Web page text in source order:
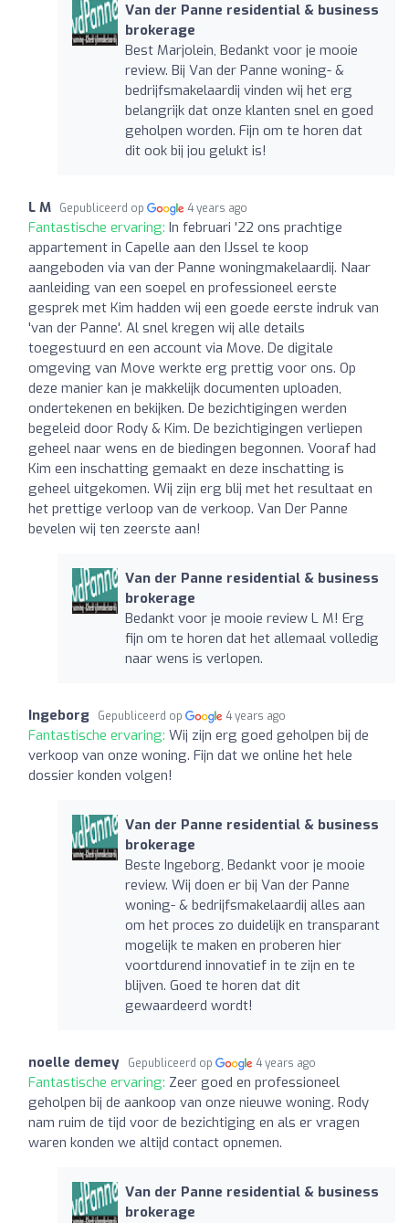
Van der Panne residential & business
brokerage
Best Marjolein, Bedankt voor je mooie
review. Bij Van der Panne woning- &
bedrijfsmakelaardij vinden wij het erg
belangrijk dat onze klanten snel en goed
geholpen worden. Fijn om te horen dat
dit ook bij jou gelukt is!
L M Gepubliceerd op 4 years ago
Fantastische ervaring: In februari '22 ons prachtige
appartement in Capelle aan den IJssel te koop
aangeboden via van der Panne woningmakelaardij. Naar
aanleiding van een soepel en professioneel eerste
gesprek met Kim hadden wij een goede eerste indruk van
'van der Panne'. Al snel kregen wij alle details
toegestuurd en een account via Move. De digitale
omgeving van Move werkte erg prettig voor ons. Op
deze manier kan je makkelijk documenten uploaden,
ondertekenen en bekijken. De bezichtigingen werden
begeleid door Rody & Kim. De bezichtigingen verliepen
geheel naar wens en de biedingen begonnen. Vooraf had
Kim een inschatting gemaakt en deze inschatting is
geheel uitgekomen. Wij zijn erg blij met het resultaat en
het prettige verloop van de verkoop. Van Der Panne
bevelen wij ten zeerste aan!
Van der Panne residential & business
brokerage
Bedankt voor je mooie review L M! Erg
fijn om te horen dat het allemaal volledig
naar wens is verlopen.
Ingeborg Gepubliceerd op 4 years ago
Fantastische ervaring: Wij zijn erg goed geholpen bij de
verkoop van onze woning. Fijn dat we online het hele
dossier konden volgen!
Van der Panne residential & business
brokerage
Beste Ingeborg, Bedankt voor je mooie
review. Wij doen er bij Van der Panne
woning- & bedrijfsmakelaardij alles aan
om het proces zo duidelijk en transparant
mogelijk te maken en proberen hier
voortdurend innovatief in te zijn en te
blijven. Goed te horen dat dit
gewaardeerd wordt!
noelle demey Gepubliceerd op 4 years ago
Fantastische ervaring: Zeer goed en professioneel
geholpen bij de aankoop van onze nieuwe woning. Rody
nam ruim de tijd voor de bezichtiging en als er vragen
waren konden we altijd contact opnemen.
Van der Panne residential & business
brokerage